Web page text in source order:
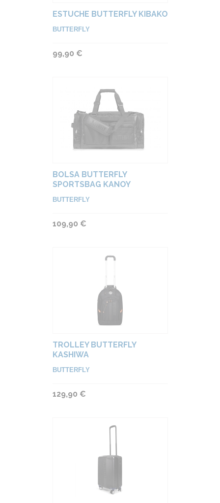
ESTUCHE BUTTERFLY KIBAKO
BUTTERFLY
99,90 €
BOLSA BUTTERFLY
SPORTSBAG KANOY
BUTTERFLY
109,90 €
TROLLEY BUTTERFLY
KASHIWA
BUTTERFLY
129,90 €